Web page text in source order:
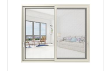
berbagai jenis pintu untuk
kebutuhan arsitektur